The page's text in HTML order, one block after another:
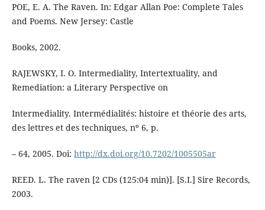
POE, E. A. The Raven. In: Edgar Allan Poe: Complete Tales
and Poems. New Jersey: Castle
Books, 2002.
RAJEWSKY, I. O. Intermediality, Intertextuality, and
Remediation: a Literary Perspective on
Intermediality. Intermédialités: histoire et théorie des arts,
des lettres et des techniques, nº 6, p.
– 64, 2005. Doi: http://dx.doi.org/10.7202/1005505ar
REED. L. The raven [2 CDs (125:04 min)]. [S.I.] Sire Records,
2003.